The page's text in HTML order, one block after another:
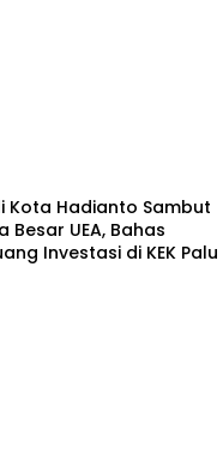
Kota Hadianto Sambut
Besar UEA, Bahas
Investasi di KEK Palu